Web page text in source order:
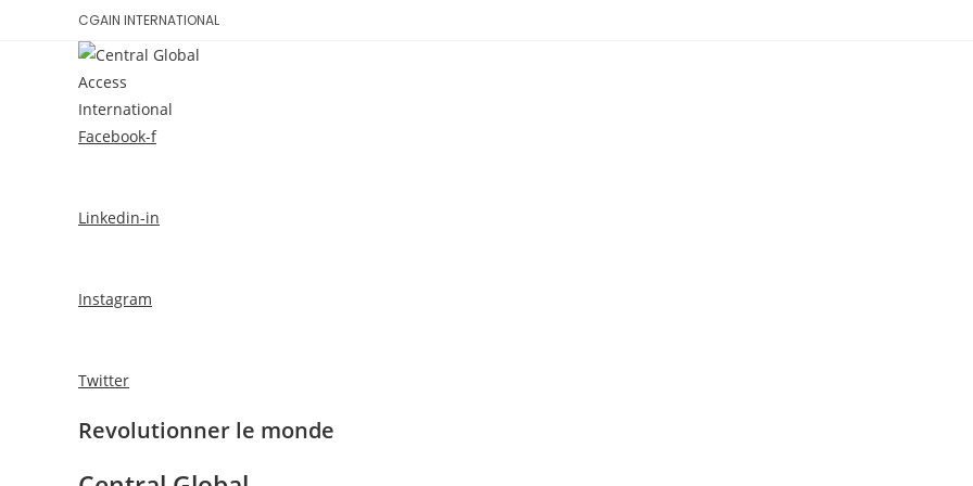
CGAIN INTERNATIONAL
Facebook-f
Linkedin-in
Instagram
Twitter
Revolutionner le monde